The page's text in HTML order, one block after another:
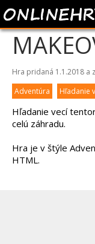
Hra pridaná 1.1.2018 a
Adventúra
Hľadanie
Hľadanie vecí
celú záhradu.
Hra je v štýle
HTML.